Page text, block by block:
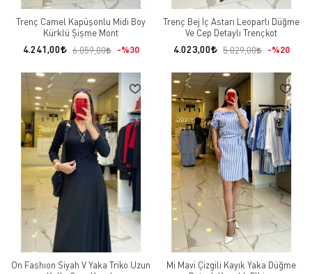
Trenç Camel Kapüşonlu Midi Boy
Kürklü Şişme Mont
4.241,00 6.059,00 %30
Trenç Bej İç Astarı Leoparlı Düğme
Ve Cep Detaylı Trençkot
4.023,00 5.029,00 %20
On Fashıon Siyah V Yaka Triko Uzun
Mi Mavi Çizgili Kayık Yaka Düğme